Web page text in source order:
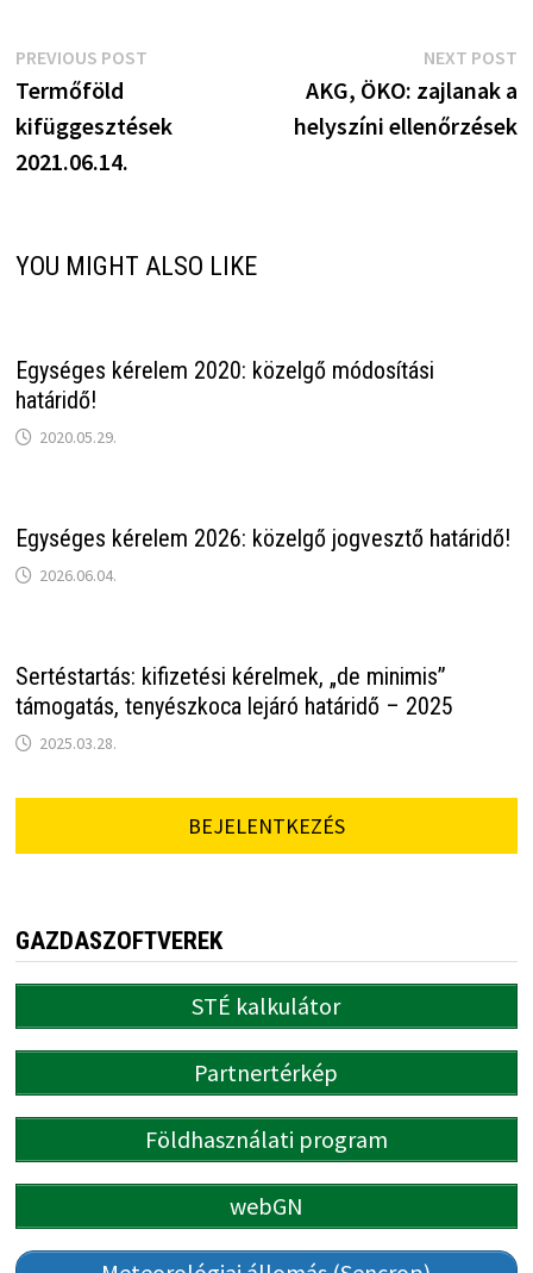
Bejegyzés
navigáció
PREVIOUS POSTPrevious
Termőföld
kifüggesztések
2021.06.14.
NEXT POST
AKG, ÖKO: zajlanak a
helyszíni ellenőrzések
YOU MIGHT ALSO LIKE
Egységes kérelem 2020: közelgő módosítási
határidő!
2020.05.29.
Egységes kérelem 2026: közelgő jogvesztő határidő!
2026.06.04.
Sertéstartás: kifizetési kérelmek, „de minimis”
támogatás, tenyészkoca lejáró határidő – 2025
2025.03.28.
BEJELENTKEZÉS
GAZDASZOFTVEREK
STÉ kalkulátor
Partnertérkép
Földhasználati program
webGN